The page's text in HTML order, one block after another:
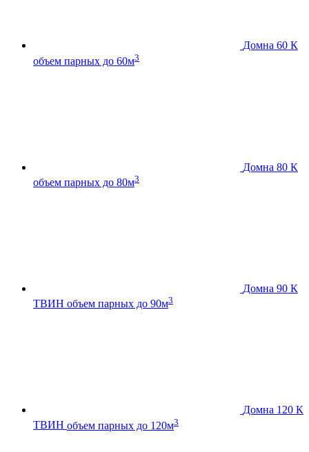
Домна 60 К
объем парных до 60м3
Домна 80 К
объем парных до 80м3
Домна 90 К
ТВИН объем парных до 90м3
Домна 120 К
ТВИН объем парных до 120м3